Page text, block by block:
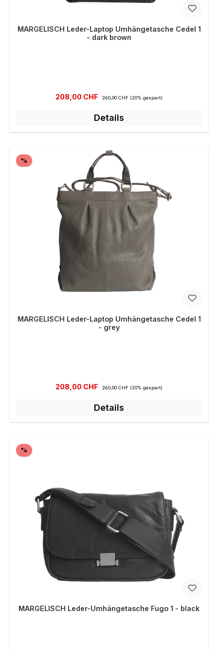
MARGELISCH Leder-Laptop Umhängetasche Cedel 1
- dark brown
Verkaufspreis:
208,00 CHF 260,00 CHF (20% gespart)
Details
%Rabatt
MARGELISCH Leder-Laptop Umhängetasche Cedel 1
- grey
Verkaufspreis:
208,00 CHF 260,00 CHF (20% gespart)
Details
%Rabatt
MARGELISCH Leder-Umhängetasche Fugo 1 - black